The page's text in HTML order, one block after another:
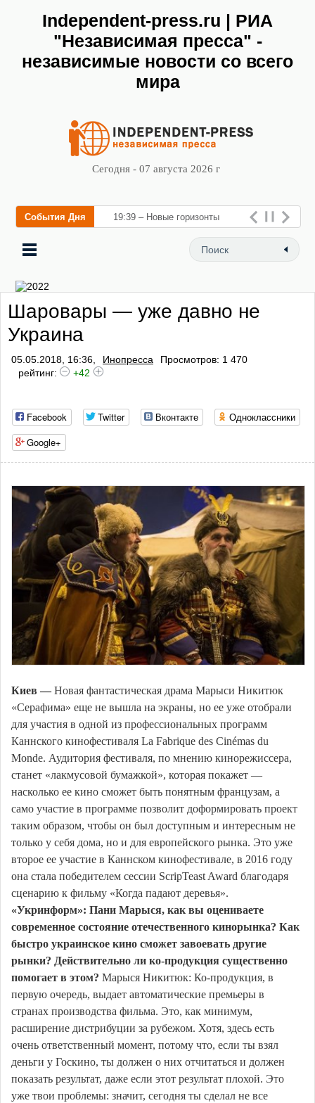
Independent-press.ru | РИА
"Независимая пресса" -
независимые новости со всего
мира
Сегодня - 07 августа 2026 г
События Дня 19:39 – Новые горизонты
флебологии: в Москве
открылся «Городской центр
заболеваний вен и
Шаровары — уже давно не
Украина
05.05.2018, 16:36, Инопресса
Просмотров: 1 470
рейтинг:
+42
Facebook Twitter Вконтакте
Одноклассники
Google+
Киев — Новая фантастическая драма Марыси Никитюк
«Серафима» еще не вышла на экраны, но ее уже отобрали
для участия в одной из профессиональных программ
Каннского кинофестиваля La Fabrique des Cinémas du
Monde. Аудитория фестиваля, по мнению кинорежиссера,
станет «лакмусовой бумажкой», которая покажет —
насколько ее кино сможет быть понятным французам, а
само участие в программе позволит доформировать проект
таким образом, чтобы он был доступным и интересным не
только у себя дома, но и для европейского рынка. Это уже
второе ее участие в Каннском кинофестивале, в 2016 году
она стала победителем сессии ScripTeast Award благодаря
сценарию к фильму «Когда падают деревья».
«Укринформ»: Пани Марыся, как вы оцениваете
современное состояние отечественного кинорынка? Как
быстро украинское кино сможет завоевать другие
рынки? Действительно ли ко-продукция существенно
помогает в этом? Марыся Никитюк: Ко-продукция, в
первую очередь, выдает автоматические премьеры в
странах производства фильма. Это, как минимум,
расширение дистрибуции за рубежом. Хотя, здесь есть
очень ответственный момент, потому что, если ты взял
деньги у Госкино, ты должен о них отчитаться и должен
показать результат, даже если этот результат плохой. Это
уже твои проблемы: значит, сегодня ты сделал не все